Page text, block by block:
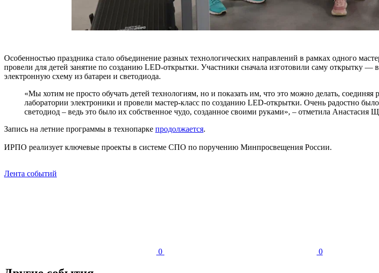
Особенностью праздника стало объединение разных технологических направлений в рамках одного
провели для детей занятие по созданию LED-открытки. Участники сначала изготовили саму открытку
электронную схему из батареи и светодиода.
«Мы хотим не просто обучать детей технологиям, но и показать им, что это можно делать,
лаборатории электроники и провели мастер-класс по созданию LED-открытки. Очень радостно
светодиод – ведь это было их собственное чудо, созданное своими руками», – отметила
Запись на летние программы в технопарке продолжается.
ИРПО реализует ключевые проекты в системе СПО по поручению Минпросвещения России.
Лента событий
0 0